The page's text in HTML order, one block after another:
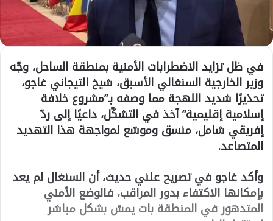
في ظل تزايد الاضطرابات الأمنية بمنطقة الساحل، وجّه
وزير الخارجية السنغالي الأسبق، شيخ التيجاني غاجو،
تحذيرًا شديد اللهجة مما وصفه بـ”مشروع خلافة
إسلامية إقليمية” آخذ في التشكّل، داعيًا إلى ردّ
إفريقي شامل، منسق وموسّع لمواجهة هذا التهديد
المتصاعد.
وأكد غاجو في تصريح علني حديث، أن السنغال لم يعد
بإمكانها الاكتفاء بدور المراقب، فالوضع الأمني
المتدهور في المنطقة بات يمسّ بشكل مباشر